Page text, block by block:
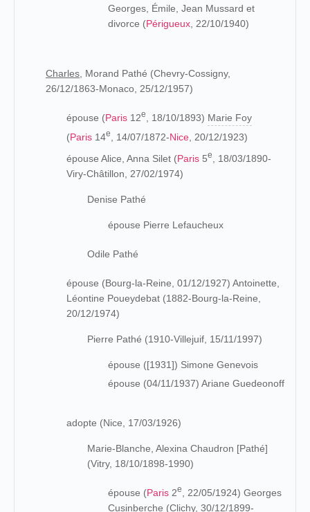
Georges, Émile, Jean Mussard et
divorce (Périgueux , 22/10/1940)
Charles, Morand Pathé (Chevry-Cossigny,
26/12/1863-Monaco, 25/12/1957)
épouse (Paris 12e , 18/10/1893) Marie Foy
(Paris 14e , 14/07/1872-Nice , 20/12/1923)
épouse Alice, Anna Silet (Paris 5e
, 18/03/1890-
Viry-Châtillon, 27/02/1974)
Denise Pathé
épouse Pierre Lefaucheux
Odile Pathé
épouse (Bourg-la-Reine, 01/12/1927) Antoinette,
Léontine Poueydebat (1882-Bourg-la-Reine,
20/12/1974)
Pierre Pathé (1910-Villejuif, 15/11/1997)
épouse ([1931]) Simone Genevois
épouse (04/11/1937) Ariane Guedeonoff
adopte (Nice, 17/03/1926)
Marie-Blanche, Alexina Chaudron [Pathé]
(Vitry, 18/10/1898-1990)
épouse (Paris 2e
, 22/05/1924) Georges
Cusinberche (Clichy, 30/12/1899-